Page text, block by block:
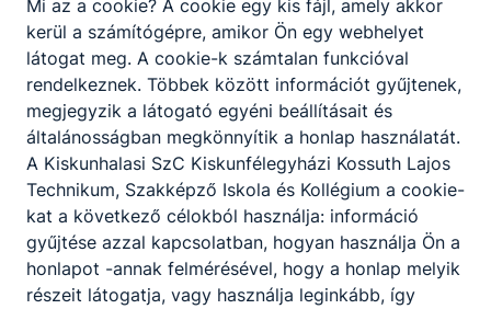
Gólyanapi program
2026. augusztus 26-án (szerda)
GÓLYANAPOT szervezünk a
kilencedik évfolyamos diákok
számára. Érkezés: 7.30-ra az
aulába. Tízórait és innivalót kérjük
hozzanak a gyerekek!
2026. júl. 8. Kürtösi József
Mi az a cookie? A cookie egy kis fájl, amely akkor
kerül a számítógépre, amikor Ön egy webhelyet
látogat meg. A cookie-k számtalan funkcióval
rendelkeznek. Többek között információt gyűjtenek,
megjegyzik a látogató egyéni beállításait és
általánosságban megkönnyítik a honlap használatát.
A Kiskunhalasi SzC Kiskunfélegyházi Kossuth Lajos
Technikum, Szakképző Iskola és Kollégium a cookie-
kat a következő célokból használja: információ
gyűjtése azzal kapcsolatban, hogyan használja Ön a
honlapot -annak felmérésével, hogy a honlap melyik
részeit látogatja, vagy használja leginkább, így